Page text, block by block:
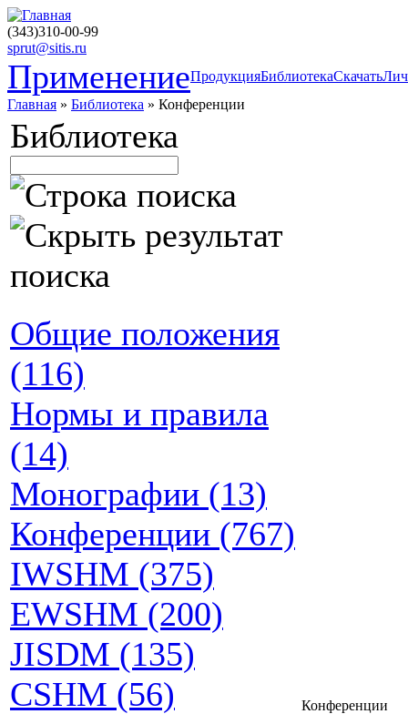
(343)310-00-99
sprut@sitis.ru
ПрименениеПродукцияБиблиотекаСкачать
Главная » Библиотека » Конференции
Библиотека
Общие положения
(116)
Нормы и правила
(14)
Монографии (13)
Конференции (767)
IWSHM (375)
EWSHM (200)
JISDM (135)
CSHM (56)
Конференции